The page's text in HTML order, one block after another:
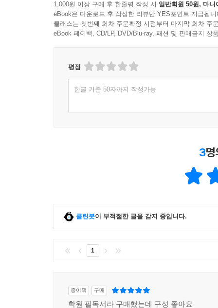
1,000원 이상 구매 후 한줄평 작성 시 일반회원 50원, 마니
eBook은 다운로드 후 작성한 리뷰만 YES포인트 지급됩니
클래스는 첫번째 회차 주문확정 시점부터 마지막 회차 주
eBook 페이백, CD/LP, DVD/Blu-ray, 패션 및 판매금지 상
평점
한글 기준 50자까지 작성가능
3
클린봇이 부적절한 글을 감지 중입니다.
1
종이책 구매
학원 필독서라 구매했는데 구성 좋아요